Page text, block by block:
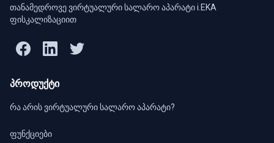
თანამედროვე ვირტუალური სალარო აპარატი i.EKA
ფისკალიზაციით
პროდუქტი
რა არის ვირტუალური სალარო აპარატი?
ფუნქციები